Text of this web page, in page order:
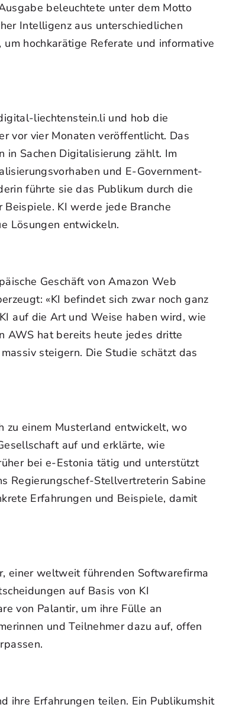
beleuchtete unter dem Motto
Intelligenz aus unterschiedlichen
hochkarätige Referate und informative
liechtenstein.li und hob die
vor vier Monaten veröffentlicht. Das
in Sachen Digitalisierung zählt. Im
und E-Government-
führte sie das Publikum durch die
KI werde jede Branche
Lösungen entwickeln.
Geschäft von Amazon Web
«KI befindet sich zwar noch ganz
auf die Art und Weise haben wird, wie
AWS hat bereits heute jedes dritte
steigern. Die Studie schätzt das
zu einem Musterland entwickelt, wo
auf und erklärte, wie
bei e-Estonia tätig und unterstützt
Regierungschef-Stellvertreterin Sabine
Erfahrungen und Beispiele, damit
einer weltweit führenden Softwarefirma
auf Basis von KI
von Palantir, um ihre Fülle an
und Teilnehmer dazu auf, offen
ihre Erfahrungen teilen. Ein Publikumshit